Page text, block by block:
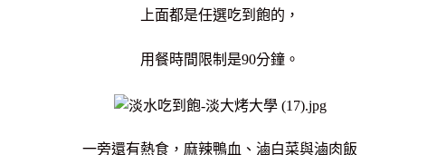
上面都是任選吃到飽的，
用餐時間限制是90分鐘。
一旁還有熱食，麻辣鴨血、滷白菜與滷肉飯